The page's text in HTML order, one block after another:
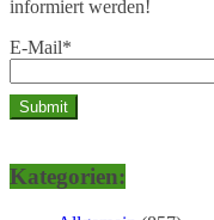
informiert werden!
E-Mail*
Kategorien: